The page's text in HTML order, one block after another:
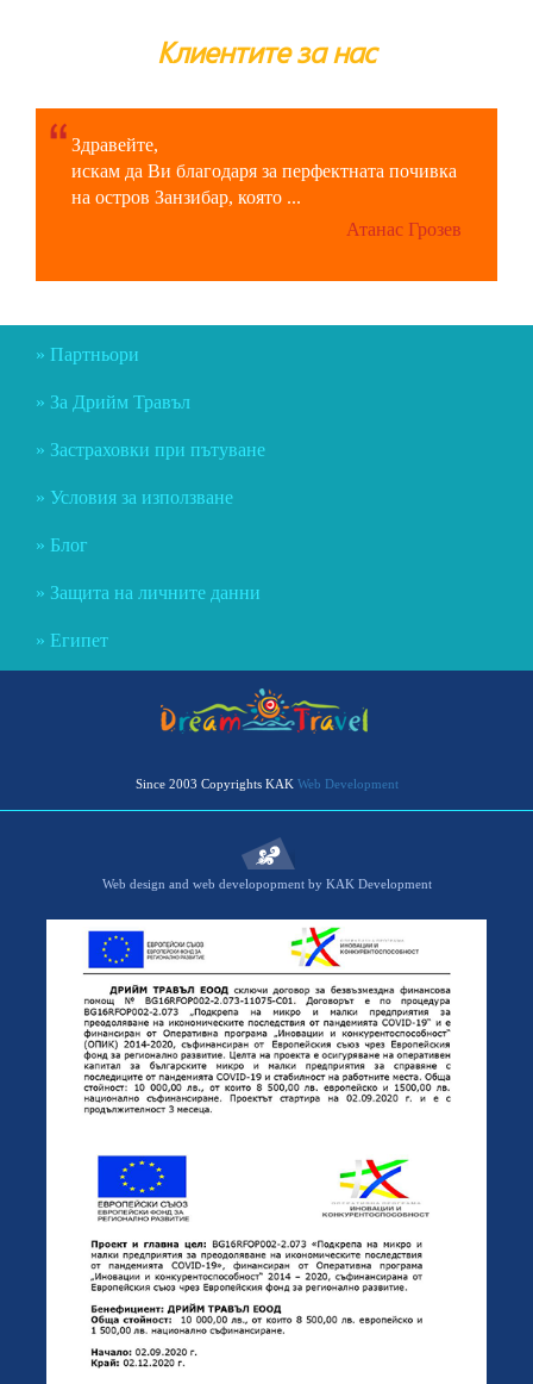
Клиентите за нас
Здравейте,
искам да Ви благодаря за перфектната почивка
на остров Занзибар, която ...
Атанас Грозев
Партньори
За Дрийм Травъл
Застраховки при пътуване
Условия за използване
Блог
Защита на личните данни
Египет
Since 2003 Copyrights KAK Web Development
Web design and web developopment by KAK Development